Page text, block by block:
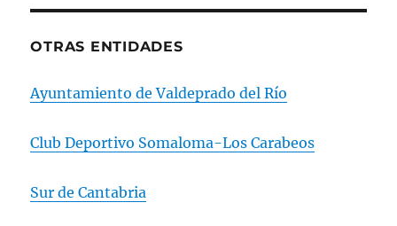
OTRAS ENTIDADES
Ayuntamiento de Valdeprado del Río
Club Deportivo Somaloma-Los Carabeos
Sur de Cantabria